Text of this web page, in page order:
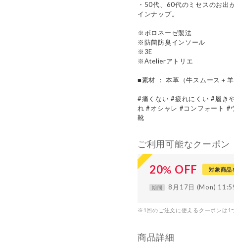
・50代、60代のミセスのお出
インナップ。
※ボロネーゼ製法
※防菌防臭インソール
※3E
※Atelierアトリエ
■素材 ： 本革（牛スムース＋羊
#痛くない #疲れにくい #履き
れ #オシャレ #コンフォート #
靴
ご利用可能なクーポン
20% OFF 対象商品
期間 8月17日 (Mon)
※1回のご注文に使えるクーポンは1
商品詳細